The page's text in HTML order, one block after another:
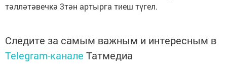
тәлләтәвечкә 3тән артырга тиеш түгел.
Следите за самым важным и интересным в
Telegram-канале Татмедиа